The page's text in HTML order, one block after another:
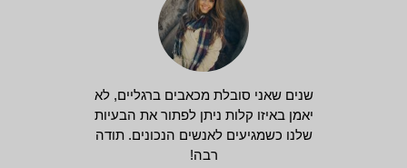
שנים שאני סובלת מכאבים ברגליים, לא
יאמן באיזו קלות ניתן לפתור את הבעיות
שלנו כשמגיעים לאנשים הנכונים. תודה
רבה!